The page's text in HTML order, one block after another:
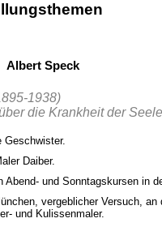
Albert Speck
1938)
die Krankheit der Seele
Geschwister.
Daiber.
Abend- und Sonntagskursen in
vergeblicher Versuch,
und Kulissenmaler.